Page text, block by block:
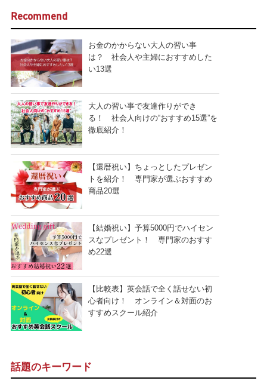
Recommend
お金のかからない大人の習い事
は？ 社会人や主婦におすすめした
い13選
大人の習い事で友達作りができ
る！ 社会人向けの“おすすめ15選”を
徹底紹介！
【還暦祝い】ちょっとしたプレゼン
トを紹介！ 専門家が選ぶおすすめ
商品20選
【結婚祝い】予算5000円でハイセン
スなプレゼント！ 専門家のおすす
め22選
【比較表】英会話で全く話せない初
心者向け！ オンライン＆対面のお
すすめスクール紹介
話題のキーワード